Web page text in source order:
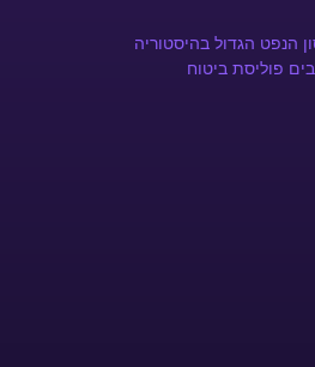
הנפט הגדול בהיסטוריה
פוליסת ביטוח